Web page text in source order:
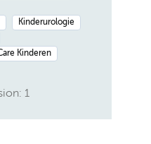
Kinderurologie
Kinderen
1